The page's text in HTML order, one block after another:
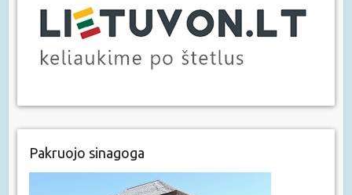
Pakruojo sinagoga